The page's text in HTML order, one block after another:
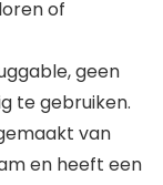
of
geen
te gebruiken.
van
en heeft een